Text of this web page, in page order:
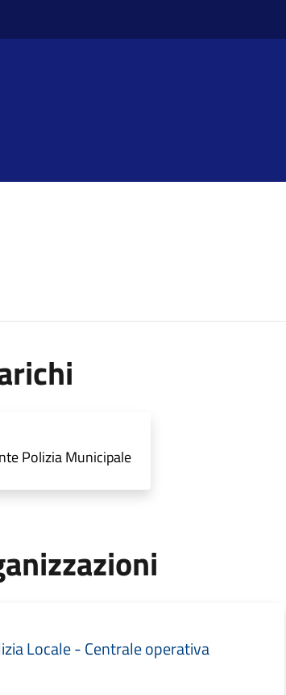
Polizia Municipale
Locale - Centrale operativa